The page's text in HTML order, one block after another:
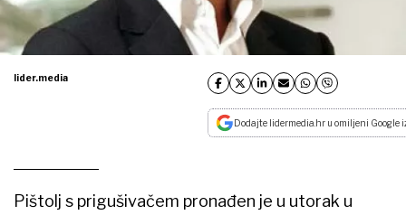
lider.media
Dodajte lidermedia.hr u omiljeni Google
Pištolj s prigušivačem pronađen je u utorak u